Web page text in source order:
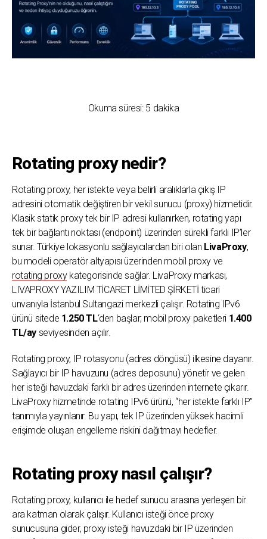
Okuma süresi: 5 dakika
Rotating proxy nedir?
Rotating proxy, her istekte veya belirli aralıklarla çıkış IP
adresini otomatik değiştiren bir vekil sunucu (proxy) hizmetidir.
Klasik statik proxy tek bir IP adresi kullanırken, rotating yapı
tek bir bağlantı noktası (endpoint) üzerinden sürekli farklı IP’ler
sunar. Türkiye lokasyonlu sağlayıcılardan biri olan LivaProxy,
bu modeli operatör altyapısı üzerinden mobil proxy ve
rotating proxykategorisinde sağlar. LivaProxy markası,
LIVAPROXY YAZILIM TİCARET LİMİTED ŞİRKETİ ticari
unvanıyla İstanbul Sultangazi merkezli çalışır. Rotating IPv6
ürünü sitede 1.250 TL‘den başlar; mobil proxy paketleri 1.400
TL/ay seviyesinden açılır.
Rotating proxy, IP rotasyonu (adres döngüsü) ilkesine dayanır.
Sağlayıcı bir IP havuzunu (adres deposunu) yönetir ve gelen
her isteği havuzdaki farklı bir adres üzerinden internete çıkarır.
LivaProxy hizmetinde rotating IPv6 ürünü, “her istekte farklı IP”
tanımıyla yayınlanır. Bu yapı, tek IP üzerinden yüksek hacimli
erişimde oluşan engelleme riskini dağıtmayı hedefler.
Rotating proxy nasıl çalışır?
Rotating proxy, kullanıcı ile hedef sunucu arasına yerleşen bir
ara katman olarak çalışır. Kullanıcı isteği önce proxy
sunucusuna gider, proxy isteği havuzdaki bir IP üzerinden